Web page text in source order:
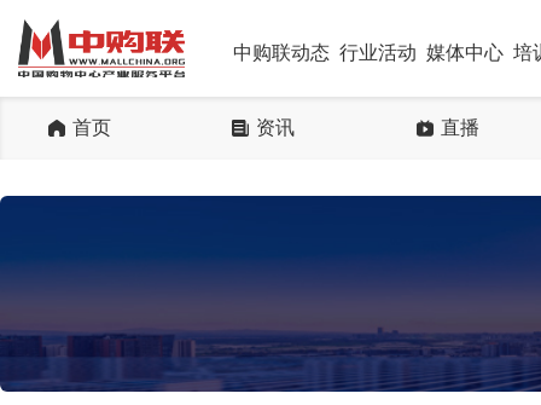
中购联动态 行业活动 媒体中心 培
首页 资讯 直播